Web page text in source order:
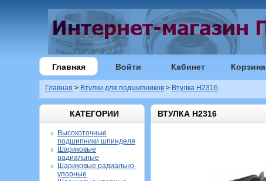
Главная Войти Кабинет Корзина
Главная > Втулки для подшипников > Втулка H2316
КАТЕГОРИИ
Высокоточные
подшипники шпинделя
Шариковые
радиальные
Шариковые радиально-
упорные
ВТУЛКА H2316